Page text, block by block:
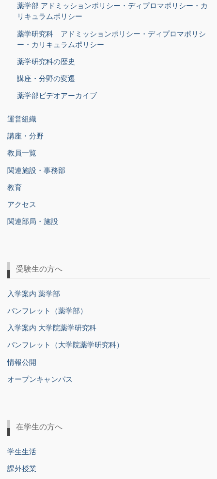
薬学部 アドミッションポリシー・ディプロマポリシー・カ
リキュラムポリシー
薬学研究科 アドミッションポリシー・ディプロマポリシ
ー・カリキュラムポリシー
薬学研究科の歴史
講座・分野の変遷
薬学部ビデオアーカイブ
運営組織
講座・分野
教員一覧
関連施設・事務部
教育
アクセス
関連部局・施設
受験生の方へ
入学案内 薬学部
パンフレット（薬学部）
入学案内 大学院薬学研究科
パンフレット（大学院薬学研究科）
情報公開
オープンキャンパス
在学生の方へ
学生生活
課外授業